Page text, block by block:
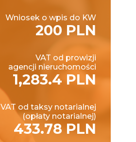
Wniosek o wpis do KW
200 PLN
VAT od prowizji
agencji nieruchomości
1,283.4 PLN
VAT od taksy notarialnej
(opłaty notarialnej)
433.78 PLN